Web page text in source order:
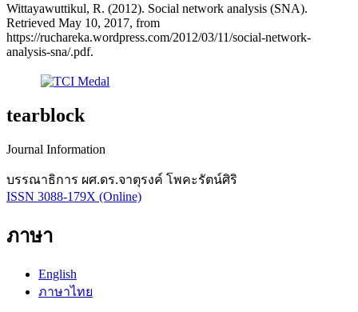
Wittayawuttikul, R. (2012). Social network analysis (SNA).
Retrieved May 10, 2017, from
https://ruchareka.wordpress.com/2012/03/11/social-network-
analysis-sna/.pdf.
tearblock
Journal Information
บรรณาธิการ ผศ.ดร.จาตุรงค์ โพคะรัตน์ศิริ
ISSN 3088-179X (Online)
ภาษา
English
ภาษาไทย